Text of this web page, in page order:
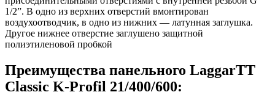
1/2”. В одно из верхних отверстий вмонтирован
воздухоотводчик, в одно из нижних — латунная заглушка.
Другое нижнее отверстие заглушено защитной
полиэтиленовой пробкой
Преимущества панельного LaggarTT
Classic K-Profil 21/400/600: